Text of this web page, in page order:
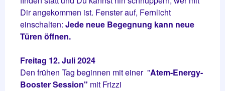
Dir angekommen ist. Fenster auf, Fernlicht
einschalten: Jede neue Begegnung kann neue
Türen öffnen.
Freitag 12. Juli 2024
Den frühen Tag beginnen mit einer "Atem-Energy-
Booster Session" mit Frizzi